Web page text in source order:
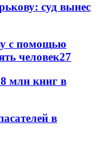
суд вынес
с помощью
человек27
млн книг в
в